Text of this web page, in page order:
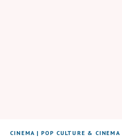
CINEMA | POP CULTURE & CINEMA